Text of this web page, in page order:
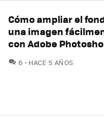
Cómo ampliar el
una imagen
con Adobe
6 COMENTARIOS
HACE 5 AÑOS